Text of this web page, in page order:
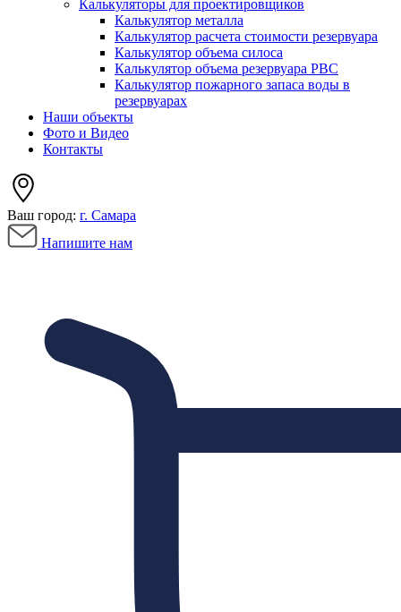
Калькуляторы для проектировщиков
Калькулятор металла
Калькулятор расчета стоимости резервуара
Калькулятор объема силоса
Калькулятор объема резервуара РВС
Калькулятор пожарного запаса воды в
резервуарах
Наши объекты
Фото и Видео
Контакты
Ваш город: г. Самара
Напишите нам